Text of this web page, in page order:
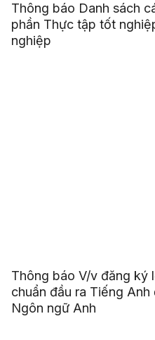
Thông báo Danh sách
phần Thực tập tốt
nghiệp
Thông báo V/v đăng ký
chuẩn đầu ra Tiếng
Ngôn ngữ Anh